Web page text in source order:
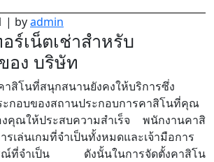
| byadmin
ร์เน็ตเช่าสำหรับ
อง บริษัท
สิโนที่สนุกสนานยังคงให้บริการซึ่ง
ะกอบของสถานประกอบการคาสิโนที่คุณ
งคุณให้ประสบความสำเร็จ พนักงานคาสิ
เล่นเกมที่จำเป็นทั้งหมดและเจ้ามือการ
ณ์ที่จำเป็น ดังนั้นในการจัดตั้งคาสิโน